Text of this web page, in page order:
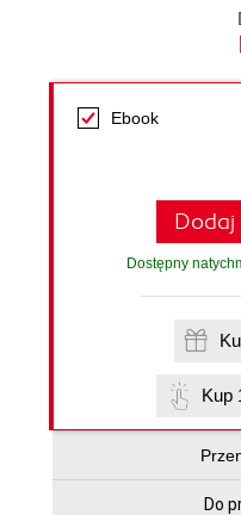
Ebook
Dodaj
Dostępny
Kup
Do